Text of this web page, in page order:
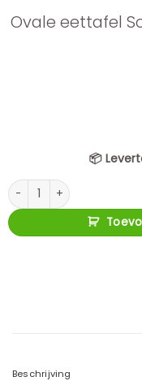
Ovale eettafel
📦
Ovale eettafel Solana
Beschrijving